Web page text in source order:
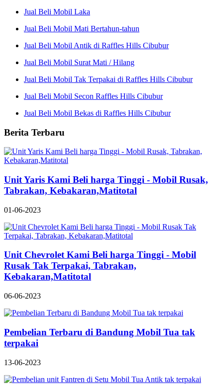
Jual Beli Mobil Laka
Jual Beli Mobil Mati Bertahun-tahun
Jual Beli Mobil Antik di Raffles Hills Cibubur
Jual Beli Mobil Surat Mati / Hilang
Jual Beli Mobil Tak Terpakai di Raffles Hills Cibubur
Jual Beli Mobil Secon Raffles Hills Cibubur
Jual Beli Mobil Bekas di Raffles Hills Cibubur
Berita Terbaru
Unit Yaris Kami Beli harga Tinggi - Mobil Rusak,
Tabrakan, Kebakaran,Matitotal
01-06-2023
Unit Chevrolet Kami Beli harga Tinggi - Mobil
Rusak Tak Terpakai, Tabrakan,
Kebakaran,Matitotal
06-06-2023
Pembelian Terbaru di Bandung Mobil Tua tak
terpakai
13-06-2023